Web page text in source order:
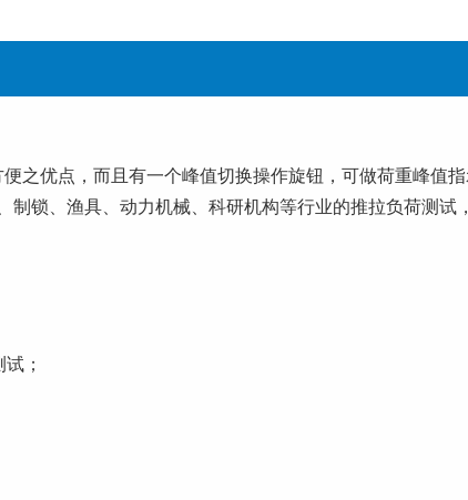
之优点，而且有一个峰值切换操作旋钮，可做荷重峰值
锁、渔具、动力机械、科研机构等行业的推拉负荷测试
；